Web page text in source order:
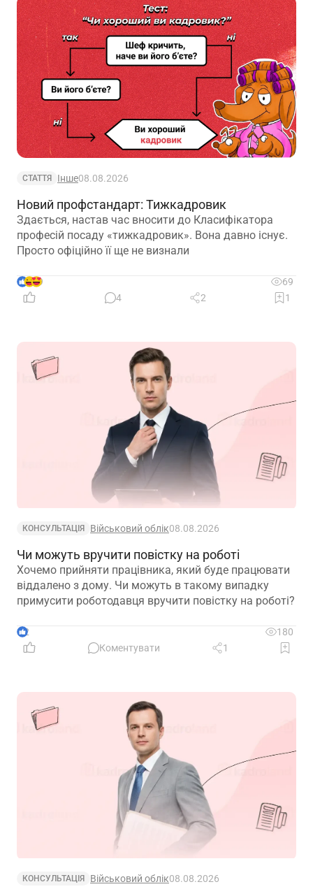
СТАТТЯ Інше08.08.2026
Новий профстандарт: Тижкадровик
Здається, настав час вносити до Класифікатора
професій посаду «тижкадровик». Вона давно існує.
Просто офіційно її ще не визнали
9
69
4
2 1
КОНСУЛЬТАЦІЯ Військовий облік08.08.2026
Чи можуть вручити повістку на роботі
Хочемо прийняти працівника, який буде працювати
віддалено з дому. Чи можуть в такому випадку
примусити роботодавця вручити повістку на роботі?
2
180
Коментувати
1
КОНСУЛЬТАЦІЯ Військовий облік08.08.2026